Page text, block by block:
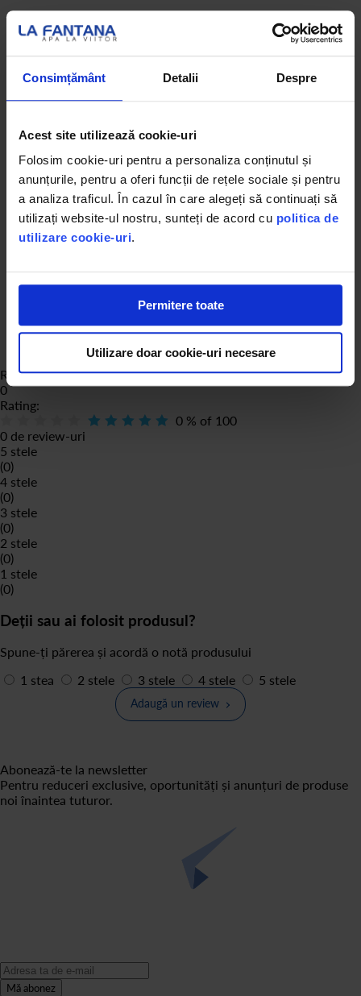
Consimțământ Detalii Despre
Acest site utilizează cookie-uri
Folosim cookie-uri pentru a personaliza conținutul și
anunțurile, pentru a oferi funcții de rețele sociale și pentru
a analiza traficul. În cazul în care alegeți să continuați să
utilizați website-ul nostru, sunteți de acord cu politica de
utilizare cookie-uri.
Permitere toate
Utilizare doar cookie-uri necesare
Review-uri Produs
0
Rating:
0 % of 100
0 de review-uri
5 stele
(0)
4 stele
(0)
3 stele
(0)
2 stele
(0)
1 stele
(0)
Deții sau ai folosit produsul?
Spune-ți părerea și acordă o notă produsului
1 stea
2 stele 3 stele 4 stele 5 stele
Adaugă un review
Abonează-te la newsletter
Pentru reduceri exclusive, oportunități și anunțuri de produse
noi înaintea tuturor.
Mă abonez